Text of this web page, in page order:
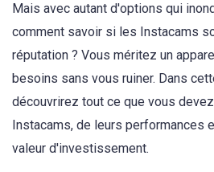
Mais avec autant d'options qui
comment savoir si les Instacams
réputation ? Vous méritez un
besoins sans vous ruiner. Dans
découvrirez tout ce que vous
Instacams, de leurs performances
valeur d'investissement.